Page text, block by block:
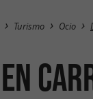
Turismo Ocio